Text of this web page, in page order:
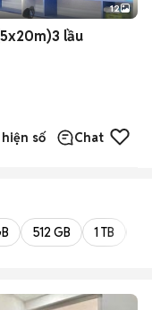
+2
12
lầu
số Chat
512 GB 1 TB